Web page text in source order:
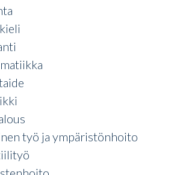
työ ja ympäristönhoito